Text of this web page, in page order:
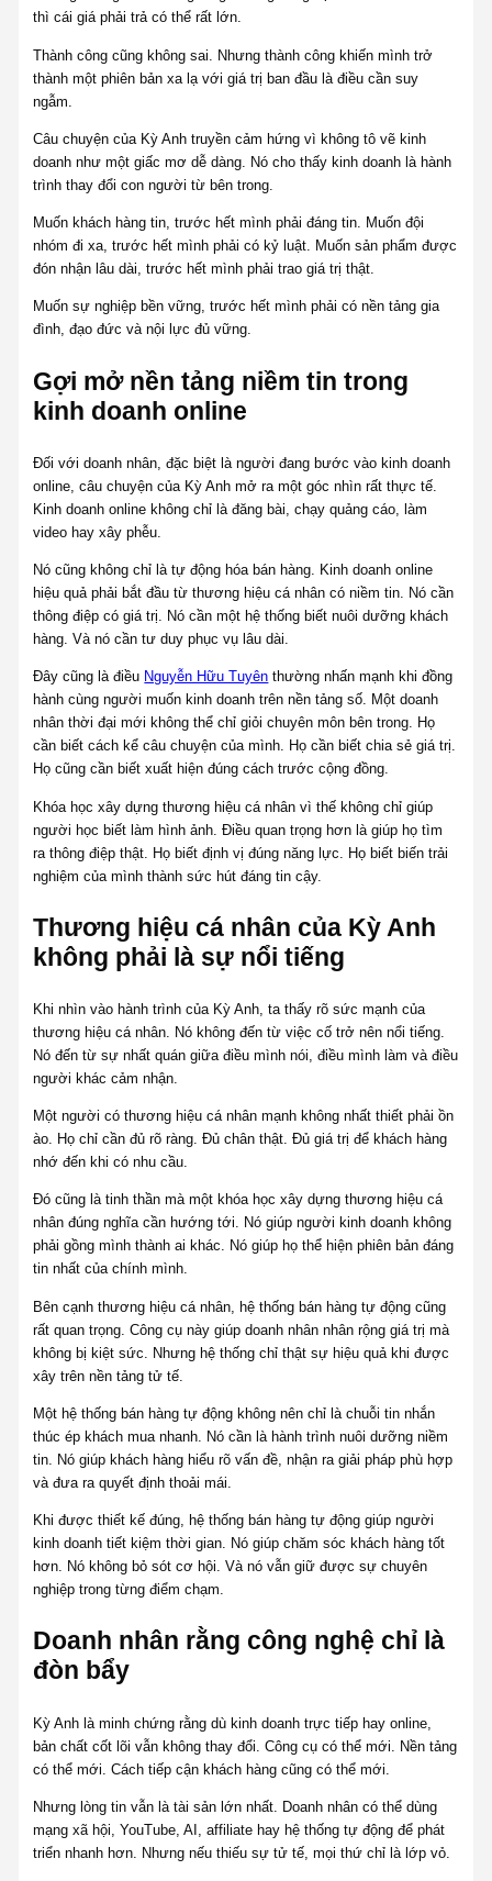
thì cái giá phải trả có thể rất lớn.
Thành công cũng không sai. Nhưng thành công khiến mình trở
thành một phiên bản xa lạ với giá trị ban đầu là điều cần suy
ngẫm.
Câu chuyện của Kỳ Anh truyền cảm hứng vì không tô vẽ kinh
doanh như một giấc mơ dễ dàng. Nó cho thấy kinh doanh là hành
trình thay đổi con người từ bên trong.
Muốn khách hàng tin, trước hết mình phải đáng tin. Muốn đội
nhóm đi xa, trước hết mình phải có kỷ luật. Muốn sản phẩm được
đón nhận lâu dài, trước hết mình phải trao giá trị thật.
Muốn sự nghiệp bền vững, trước hết mình phải có nền tảng gia
đình, đạo đức và nội lực đủ vững.
Gợi mở nền tảng niềm tin trong
kinh doanh online
Đối với doanh nhân, đặc biệt là người đang bước vào kinh doanh
online, câu chuyện của Kỳ Anh mở ra một góc nhìn rất thực tế.
Kinh doanh online không chỉ là đăng bài, chạy quảng cáo, làm
video hay xây phễu.
Nó cũng không chỉ là tự động hóa bán hàng. Kinh doanh online
hiệu quả phải bắt đầu từ thương hiệu cá nhân có niềm tin. Nó cần
thông điệp có giá trị. Nó cần một hệ thống biết nuôi dưỡng khách
hàng. Và nó cần tư duy phục vụ lâu dài.
Đây cũng là điều Nguyễn Hữu Tuyên thường nhấn mạnh khi đồng
hành cùng người muốn kinh doanh trên nền tảng số. Một doanh
nhân thời đại mới không thể chỉ giỏi chuyên môn bên trong. Họ
cần biết cách kể câu chuyện của mình. Họ cần biết chia sẻ giá trị.
Họ cũng cần biết xuất hiện đúng cách trước cộng đồng.
Khóa học xây dựng thương hiệu cá nhân vì thế không chỉ giúp
người học biết làm hình ảnh. Điều quan trọng hơn là giúp họ tìm
ra thông điệp thật. Họ biết định vị đúng năng lực. Họ biết biến trải
nghiệm của mình thành sức hút đáng tin cậy.
Thương hiệu cá nhân của Kỳ Anh
không phải là sự nổi tiếng
Khi nhìn vào hành trình của Kỳ Anh, ta thấy rõ sức mạnh của
thương hiệu cá nhân. Nó không đến từ việc cố trở nên nổi tiếng.
Nó đến từ sự nhất quán giữa điều mình nói, điều mình làm và điều
người khác cảm nhận.
Một người có thương hiệu cá nhân mạnh không nhất thiết phải ồn
ào. Họ chỉ cần đủ rõ ràng. Đủ chân thật. Đủ giá trị để khách hàng
nhớ đến khi có nhu cầu.
Đó cũng là tinh thần mà một khóa học xây dựng thương hiệu cá
nhân đúng nghĩa cần hướng tới. Nó giúp người kinh doanh không
phải gồng mình thành ai khác. Nó giúp họ thể hiện phiên bản đáng
tin nhất của chính mình.
Bên cạnh thương hiệu cá nhân, hệ thống bán hàng tự động cũng
rất quan trọng. Công cụ này giúp doanh nhân nhân rộng giá trị mà
không bị kiệt sức. Nhưng hệ thống chỉ thật sự hiệu quả khi được
xây trên nền tảng tử tế.
Một hệ thống bán hàng tự động không nên chỉ là chuỗi tin nhắn
thúc ép khách mua nhanh. Nó cần là hành trình nuôi dưỡng niềm
tin. Nó giúp khách hàng hiểu rõ vấn đề, nhận ra giải pháp phù hợp
và đưa ra quyết định thoải mái.
Khi được thiết kế đúng, hệ thống bán hàng tự động giúp người
kinh doanh tiết kiệm thời gian. Nó giúp chăm sóc khách hàng tốt
hơn. Nó không bỏ sót cơ hội. Và nó vẫn giữ được sự chuyên
nghiệp trong từng điểm chạm.
Doanh nhân rằng công nghệ chỉ là
đòn bẩy
Kỳ Anh là minh chứng rằng dù kinh doanh trực tiếp hay online,
bản chất cốt lõi vẫn không thay đổi. Công cụ có thể mới. Nền tảng
có thể mới. Cách tiếp cận khách hàng cũng có thể mới.
Nhưng lòng tin vẫn là tài sản lớn nhất. Doanh nhân có thể dùng
mạng xã hội, YouTube, AI, affiliate hay hệ thống tự động để phát
triển nhanh hơn. Nhưng nếu thiếu sự tử tế, mọi thứ chỉ là lớp vỏ.